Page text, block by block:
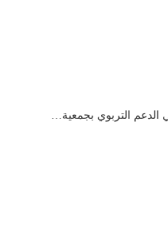
الدعم التربوي بجمعية…